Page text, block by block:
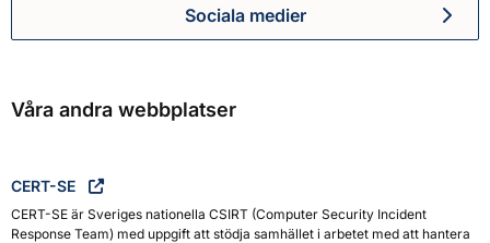
Myndigheten för civilt
Sociala medier
Våra andra webbplatser
CERT-SE
CERT-SE är Sveriges nationella CSIRT (Computer Security Incident
Response Team) med uppgift att stödja samhället i arbetet med att hantera